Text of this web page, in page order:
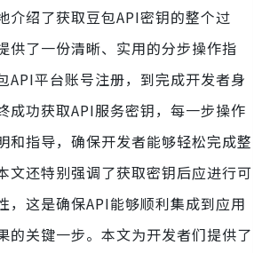
介绍了获取豆包API密钥的整个过
供了一份清晰、实用的分步操作指
API平台账号注册，到完成开发者身
成功获取API服务密钥，每一步操作
和指导，确保开发者能够轻松完成整
文还特别强调了获取密钥后应进行可
，这是确保API能够顺利集成到应用
的关键一步。本文为开发者们提供了